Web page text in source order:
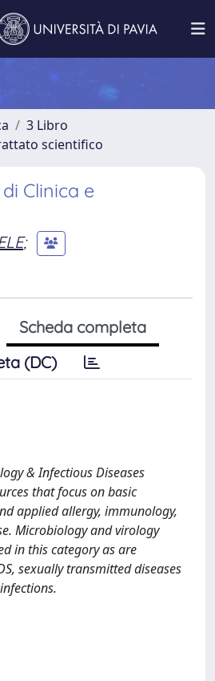
3 Libro
scientifico
Clinica e
;
Scheda completa
(DC)
& Infectious Diseases
that focus on basic
applied allergy, immunology,
Microbiology and virology
in this category as are
sexually transmitted diseases